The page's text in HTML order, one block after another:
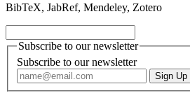
BibTeX, JabRef, Mendeley, Zotero
Subscribe to our newsletter
Subscribe to our newsletter